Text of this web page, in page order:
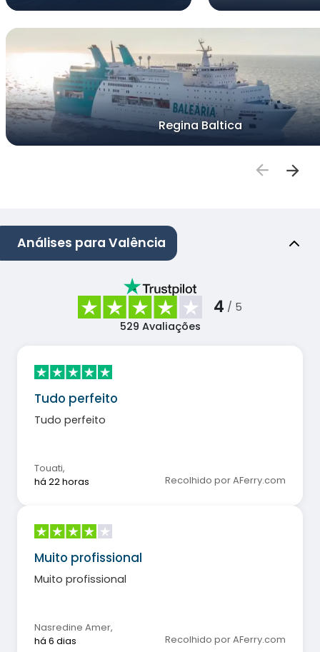
Regina Baltica
Análises para Valência
4 / 5
529 Avaliações
Tudo perfeito
Tudo perfeito
Touati,
há 22 horas
Recolhido por AFerry.com
Muito profissional
Muito profissional
Nasredine Amer,
há 6 dias
Recolhido por AFerry.com